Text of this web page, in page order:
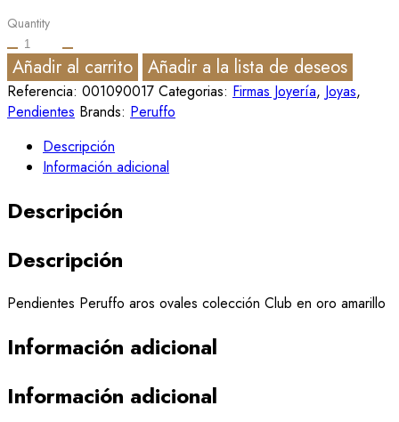
Quantity
Añadir al carrito Añadir a la lista de deseos
Referencia: 001090017 Categorias: Firmas Joyería, Joyas,
Pendientes Brands: Peruffo
Descripción
Información adicional
Descripción
Descripción
Pendientes Peruffo aros ovales colección Club en oro amarillo
Información adicional
Información adicional